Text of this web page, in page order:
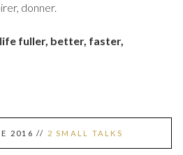
donner.
fuller, better, faster,
2016 // 2 SMALL TALKS